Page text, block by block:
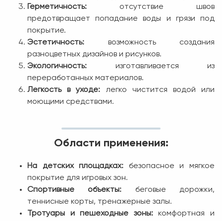
Герметичность: отсутствие швов
предотвращает попадание воды и грязи под
покрытие.
Эстетичность: возможность создания
разноцветных дизайнов и рисунков.
Экологичность: изготавливается из
переработанных материалов.
Легкость в уходе: легко чистится водой или
моющими средствами.
Области применения:
На детских площадках: безопасное и мягкое
покрытие для игровых зон.
Спортивные объекты: беговые дорожки,
теннисные корты, тренажерные залы.
Тротуары и пешеходные зоны:комфортная и